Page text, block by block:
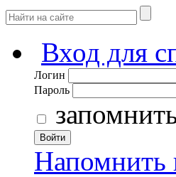
Вход для
Логин
Пароль
Войти
Напомнить